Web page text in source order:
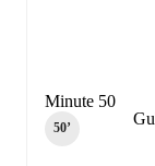
Minute 50
50‎’‎